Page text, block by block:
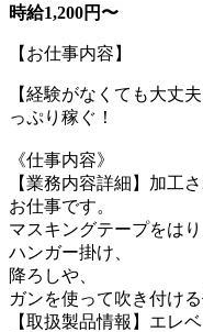
時給1,200円〜
【お仕事内容】
【経験がなくても大丈
っぷり稼ぐ！
《仕事内容》
【業務内容詳細】加工
お仕事です。
マスキングテープをはり
ハンガー掛け、
降ろしや、
ガンを使って吹き付け
【取扱製品情報】エレ